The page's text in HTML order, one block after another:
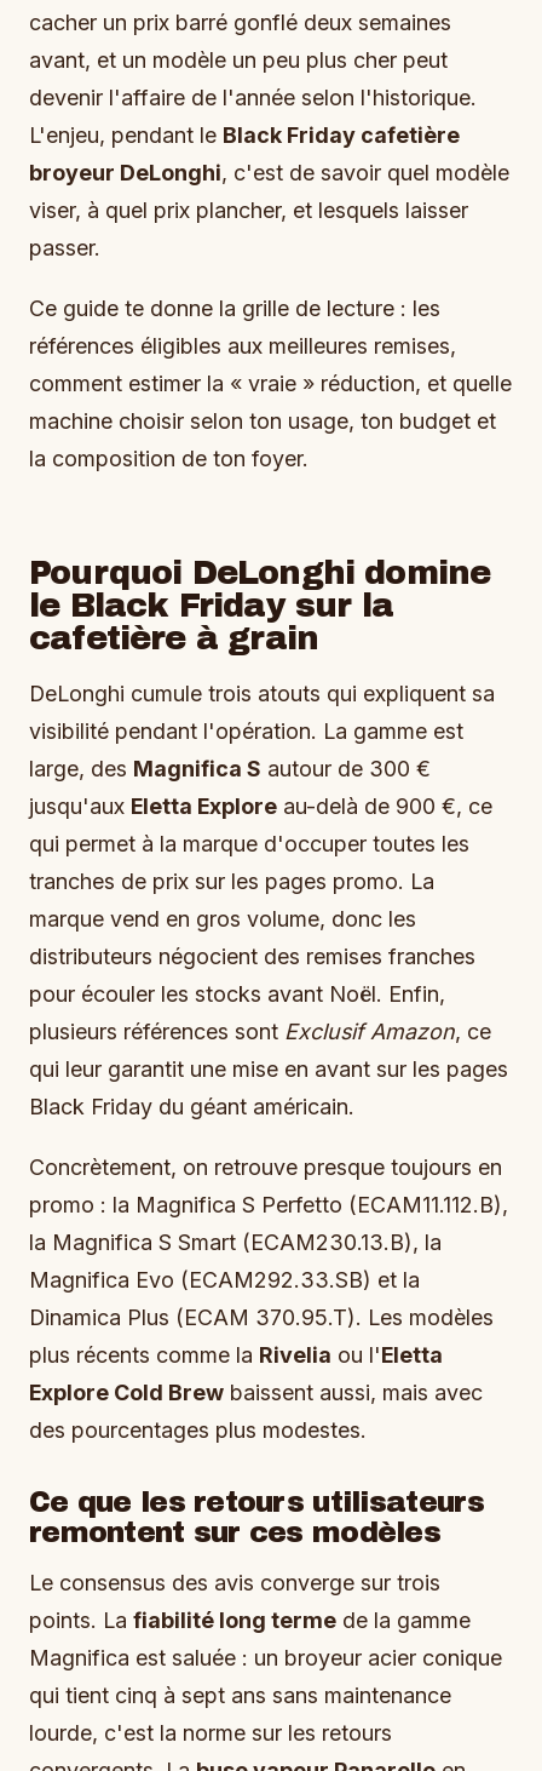
cacher un prix barré gonflé deux semaines
avant, et un modèle un peu plus cher peut
devenir l'affaire de l'année selon l'historique.
L'enjeu, pendant le Black Friday cafetière
broyeur DeLonghi, c'est de savoir quel modèle
viser, à quel prix plancher, et lesquels laisser
passer.
Ce guide te donne la grille de lecture : les
références éligibles aux meilleures remises,
comment estimer la « vraie » réduction, et quelle
machine choisir selon ton usage, ton budget et
la composition de ton foyer.
Pourquoi DeLonghi domine
le Black Friday sur la
cafetière à grain
DeLonghi cumule trois atouts qui expliquent sa
visibilité pendant l'opération. La gamme est
large, des Magnifica S autour de 300 €
jusqu'aux Eletta Explore au-delà de 900 €, ce
qui permet à la marque d'occuper toutes les
tranches de prix sur les pages promo. La
marque vend en gros volume, donc les
distributeurs négocient des remises franches
pour écouler les stocks avant Noël. Enfin,
plusieurs références sont Exclusif Amazon, ce
qui leur garantit une mise en avant sur les pages
Black Friday du géant américain.
Concrètement, on retrouve presque toujours en
promo : la Magnifica S Perfetto (ECAM11.112.B),
la Magnifica S Smart (ECAM230.13.B), la
Magnifica Evo (ECAM292.33.SB) et la
Dinamica Plus (ECAM 370.95.T). Les modèles
plus récents comme la Rivelia ou l'Eletta
Explore Cold Brew baissent aussi, mais avec
des pourcentages plus modestes.
Ce que les retours utilisateurs
remontent sur ces modèles
Le consensus des avis converge sur trois
points. La fiabilité long terme de la gamme
Magnifica est saluée : un broyeur acier conique
qui tient cinq à sept ans sans maintenance
lourde, c'est la norme sur les retours